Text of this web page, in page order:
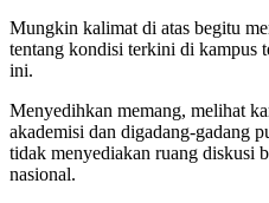
Mungkin kalimat di atas begitu
tentang kondisi terkini di kampus
ini.
Menyedihkan memang, melihat
akademisi dan digadang-gadang
tidak menyediakan ruang diskusi
nasional.